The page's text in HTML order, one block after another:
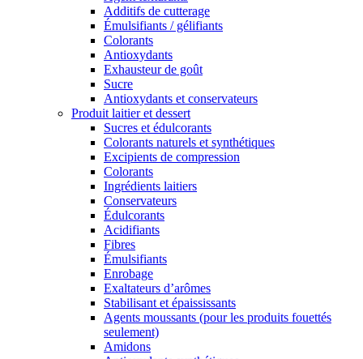
Additifs de cutterage
Émulsifiants / gélifiants
Colorants
Antioxydants
Exhausteur de goût
Sucre
Antioxydants et conservateurs
Produit laitier et dessert
Sucres et édulcorants
Colorants naturels et synthétiques
Excipients de compression
Colorants
Ingrédients laitiers
Conservateurs
Édulcorants
Acidifiants
Fibres
Émulsifiants
Enrobage
Exaltateurs d’arômes
Stabilisant et épaississants
Agents moussants (pour les produits fouettés
seulement)
Amidons